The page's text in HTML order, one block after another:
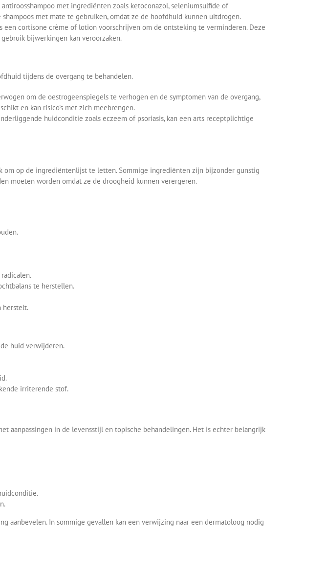
met ingrediënten zoals ketoconazol, seleniumsulfide of
met mate te gebruiken, omdat ze de hoofdhuid kunnen uitdrogen.
cortisone crème of lotion voorschrijven om de ontsteking te verminderen. Deze
bijwerkingen kan veroorzaken.
tijdens de overgang te behandelen.
om de oestrogeenspiegels te verhogen en de symptomen van de overgang,
en kan risico's met zich meebrengen.
huidconditie zoals eczeem of psoriasis, kan een arts receptplichtige
op de ingrediëntenlijst te letten. Sommige ingrediënten zijn bijzonder gunstig
moeten worden omdat ze de droogheid kunnen verergeren.
te herstellen.
herstelt.
huid verwijderen.
irriterende stof.
aanpassingen in de levensstijl en topische behandelingen. Het is echter belangrijk
aanbevelen. In sommige gevallen kan een verwijzing naar een dermatoloog nodig